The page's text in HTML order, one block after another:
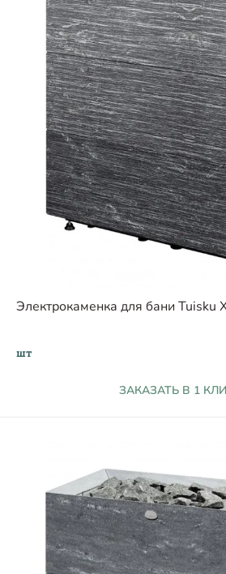
Электрокаменка для бани Tuisku
шт
ЗАКАЗАТЬ В 1